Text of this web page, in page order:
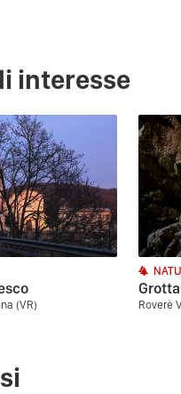
interesse
(VR) Roverè